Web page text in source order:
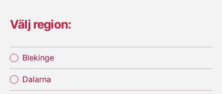
Välj region:
Blekinge
Dalarna